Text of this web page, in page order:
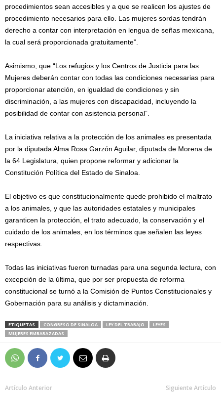
procedimientos sean accesibles y a que se realicen los ajustes de
procedimiento necesarios para ello. Las mujeres sordas tendrán
derecho a contar con interpretación en lengua de señas mexicana,
la cual será proporcionada gratuitamente”.
Asimismo, que “Los refugios y los Centros de Justicia para las
Mujeres deberán contar con todas las condiciones necesarias para
proporcionar atención, en igualdad de condiciones y sin
discriminación, a las mujeres con discapacidad, incluyendo la
posibilidad de contar con asistencia personal”.
La iniciativa relativa a la protección de los animales es presentada
por la diputada Alma Rosa Garzón Aguilar, diputada de Morena de
la 64 Legislatura, quien propone reformar y adicionar la
Constitución Política del Estado de Sinaloa.
El objetivo es que constitucionalmente quede prohibido el maltrato
a los animales, y que las autoridades estatales y municipales
garanticen la protección, el trato adecuado, la conservación y el
cuidado de los animales, en los términos que señalen las leyes
respectivas.
Todas las iniciativas fueron turnadas para una segunda lectura, con
excepción de la última, que por ser propuesta de reforma
constitucional se turnó a la Comisión de Puntos Constitucionales y
Gobernación para su análisis y dictaminación.
ETIQUETAS CONGRESO DE SINALOA LEY DEL TRABAJO
LEYES
MUJERES EMBARAZADAS
Artículo Anterior Siguiente Artículo